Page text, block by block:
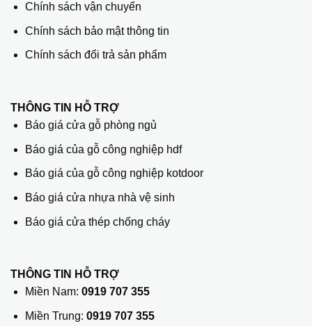
Chính sách vận chuyển
Chính sách bảo mật thông tin
Chính sách đổi trả sản phẩm
THÔNG TIN HỖ TRỢ
Báo giá cửa gỗ phòng ngủ
Báo giá của gỗ công nghiệp hdf
Báo giá của gỗ công nghiệp kotdoor
Báo giá cửa nhựa nhà vệ sinh
Báo giá cửa thép chống cháy
THÔNG TIN HỖ TRỢ
Miền Nam: 0919 707 355
Miền Trung: 0919 707 355